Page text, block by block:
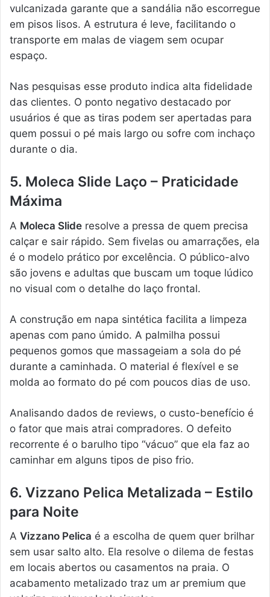
vulcanizada garante que a sandália não escorregue
em pisos lisos. A estrutura é leve, facilitando o
transporte em malas de viagem sem ocupar
espaço.
Nas pesquisas esse produto indica alta fidelidade
das clientes. O ponto negativo destacado por
usuários é que as tiras podem ser apertadas para
quem possui o pé mais largo ou sofre com inchaço
durante o dia.
5. Moleca Slide Laço – Praticidade
Máxima
A Moleca Slide resolve a pressa de quem precisa
calçar e sair rápido. Sem fivelas ou amarrações, ela
é o modelo prático por excelência. O público-alvo
são jovens e adultas que buscam um toque lúdico
no visual com o detalhe do laço frontal.
A construção em napa sintética facilita a limpeza
apenas com pano úmido. A palmilha possui
pequenos gomos que massageiam a sola do pé
durante a caminhada. O material é flexível e se
molda ao formato do pé com poucos dias de uso.
Analisando dados de reviews, o custo-benefício é
o fator que mais atrai compradores. O defeito
recorrente é o barulho tipo “vácuo” que ela faz ao
caminhar em alguns tipos de piso frio.
6. Vizzano Pelica Metalizada – Estilo
para Noite
A Vizzano Pelica é a escolha de quem quer brilhar
sem usar salto alto. Ela resolve o dilema de festas
em locais abertos ou casamentos na praia. O
acabamento metalizado traz um ar premium que